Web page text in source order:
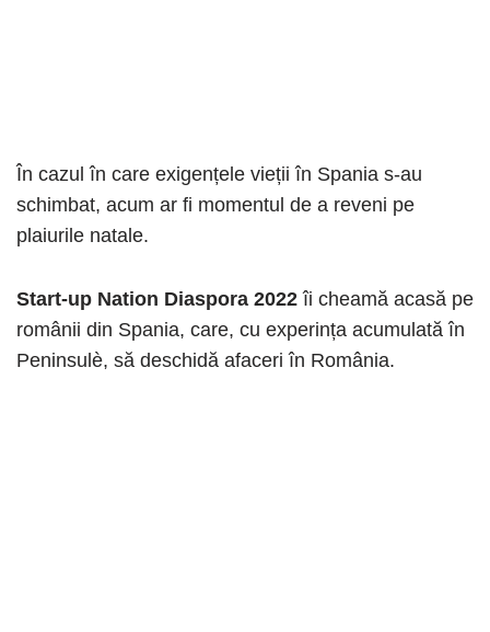
În cazul în care exigențele vieții în Spania s-au
schimbat, acum ar fi momentul de a reveni pe
plaiurile natale.
Start-up Nation Diaspora 2022îi cheamă acasă pe
românii din Spania, care, cu experința acumulată în
Peninsulè, să deschidă afaceri în România.